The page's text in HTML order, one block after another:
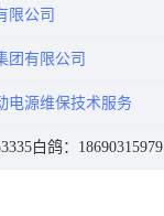
限公司
团有限公司
电源维保技术服务
白鸽：18690315979